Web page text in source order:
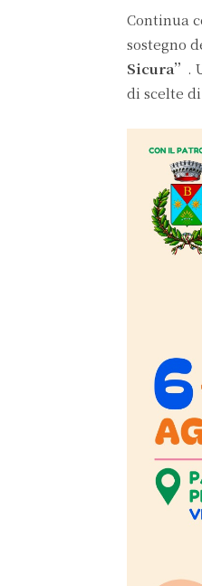
Continua
sostegno
Sicura” .
di scelte